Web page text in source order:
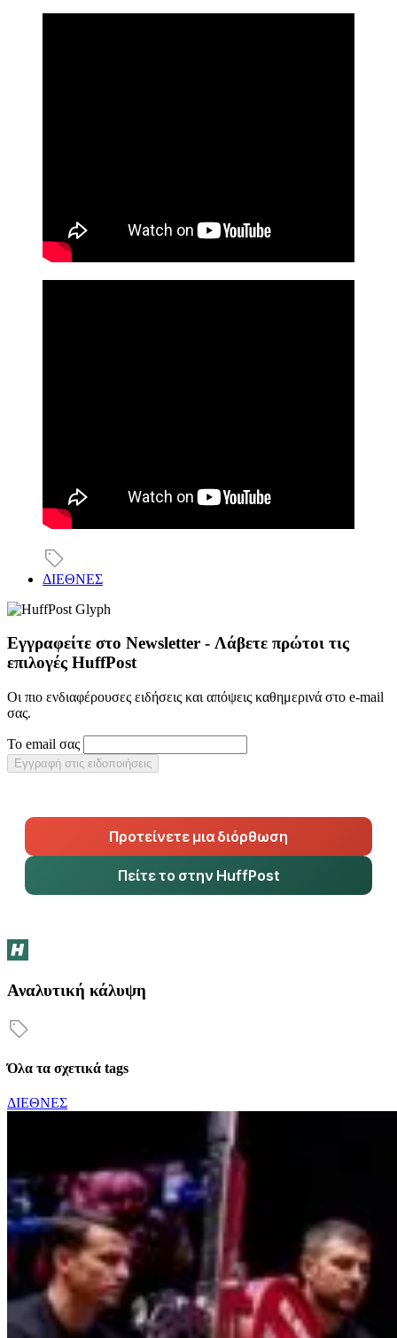
ΔΙΕΘΝΕΣ
Εγγραφείτε στο Newsletter - Λάβετε πρώτοι τις
επιλογές HuffPost
Οι πιο ενδιαφέρουσες ειδήσεις και απόψεις καθημερινά στο e-mail
σας.
Το email σας
Εγγραφή στις ειδοποιήσεις
Προτείνετε μια διόρθωση
Πείτε το στην HuffPost
Αναλυτική κάλυψη
Όλα τα σχετικά tags
ΔΙΕΘΝΕΣ